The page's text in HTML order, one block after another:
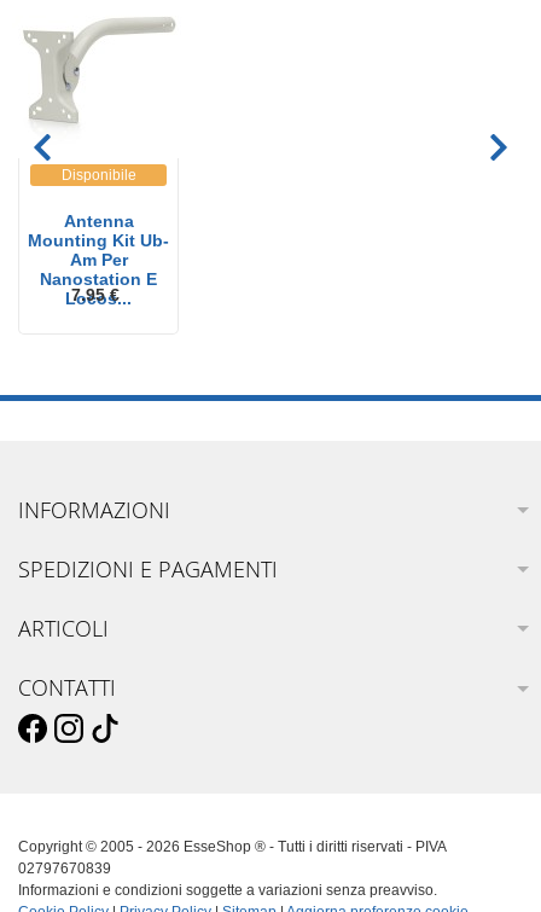
Disponibile
Antenna
Mounting Kit Ub-
Am Per
Nanostation E
Locos...
7.95 €
INFORMAZIONI
SPEDIZIONI E PAGAMENTI
ARTICOLI
CONTATTI
Copyright © 2005 - 2026 EsseShop ® - Tutti i diritti riservati - PIVA
02797670839
Informazioni e condizioni soggette a variazioni senza preavviso.